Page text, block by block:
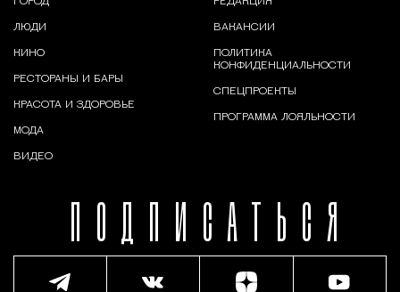
ПОДПИСАТЬСЯ
ЛЮДИ
КИНО
РЕСТОРАНЫ И БАРЫ
КРАСОТА И ЗДОРОВЬЕ
МОДА
ВИДЕО
ВАКАНСИИ
ПОЛИТИКА
КОНФИДЕНЦИАЛЬНОСТИ
СПЕЦПРОЕКТЫ
ПРОГРАММА ЛОЯЛЬНОСТИ